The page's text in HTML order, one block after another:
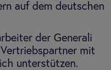
auf dem deutschen
der Generali
mit
unterstützen.